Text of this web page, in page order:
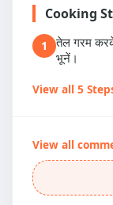
Cooking
1
तेल गरम
भूनें।
View all 5
View all